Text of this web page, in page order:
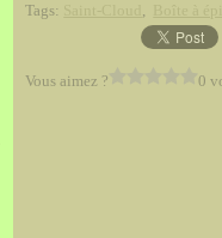
Tags:
,
Vous aimez ? 0